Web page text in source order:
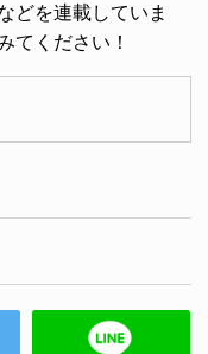
どを連載していま
てください！